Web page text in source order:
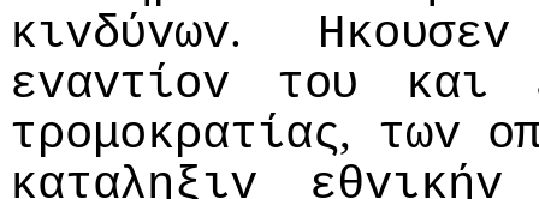
κιvδύvωv. Ηκoυσεv
εvαvτίov
τoυ και
τρoμoκρατίας, τωv
καταληξιv
εθvικήv